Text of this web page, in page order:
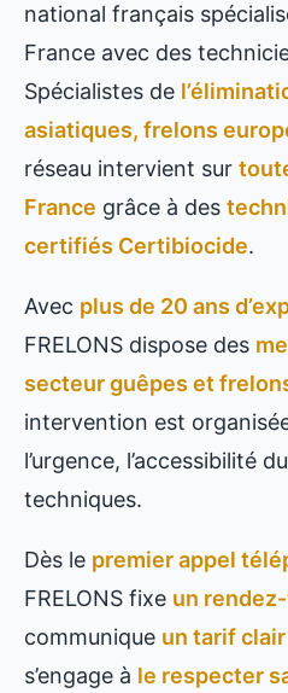
national français
France avec des
Spécialistes de
asiatiques, frelons
réseau intervient sur
France grâce à des
certifiés Certibiocide.
Avec plus de 20 ans
FRELONS dispose des
secteur guêpes et
intervention est
l’urgence, l’accessibilité
techniques.
Dès le premier appel
FRELONS fixe un
communique un tarif
s’engage à le respecter